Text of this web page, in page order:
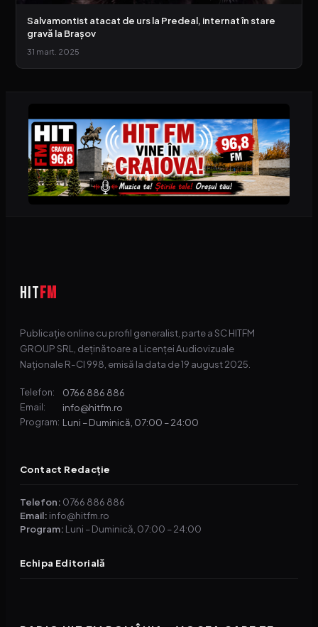
Salvamontist atacat de urs la Predeal, internat în stare
gravă la Brașov
31 mart. 2025
HITFM
Publicație online cu profil generalist, parte a SC HITFM
GROUP SRL, deținătoare a Licenței Audiovizuale
Naționale R-CI 998, emisă la data de 19 august 2025.
Telefon: 0766 886 886
Email: info@hitfm.ro
Program: Luni – Duminică, 07:00 – 24:00
Contact Redacție
Telefon: 0766 886 886
Email: info@hitfm.ro
Program: Luni – Duminică, 07:00 – 24:00
Echipa Editorială